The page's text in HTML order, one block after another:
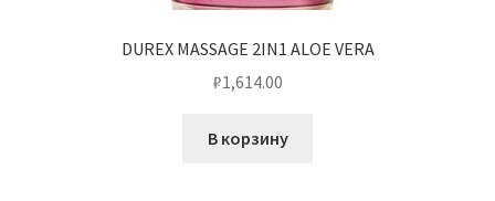
DUREX MASSAGE 2IN1 ALOE VERA
₽1,614.00
В корзину